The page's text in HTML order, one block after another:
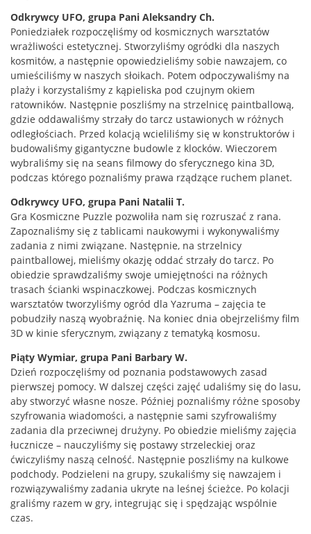
Odkrywcy UFO, grupa Pani Aleksandry Ch.
Poniedziałek rozpoczęliśmy od kosmicznych warsztatów
wrażliwości estetycznej. Stworzyliśmy ogródki dla naszych
kosmitów, a następnie opowiedzieliśmy sobie nawzajem, co
umieściliśmy w naszych słoikach. Potem odpoczywaliśmy na
plaży i korzystaliśmy z kąpieliska pod czujnym okiem
ratowników. Następnie poszliśmy na strzelnicę paintballową,
gdzie oddawaliśmy strzały do tarcz ustawionych w różnych
odległościach. Przed kolacją wcieliliśmy się w konstruktorów i
budowaliśmy gigantyczne budowle z klocków. Wieczorem
wybraliśmy się na seans filmowy do sferycznego kina 3D,
podczas którego poznaliśmy prawa rządzące ruchem planet.
Odkrywcy UFO, grupa Pani Natalii T.
Gra Kosmiczne Puzzle pozwoliła nam się rozruszać z rana.
Zapoznaliśmy się z tablicami naukowymi i wykonywaliśmy
zadania z nimi związane. Następnie, na strzelnicy
paintballowej, mieliśmy okazję oddać strzały do tarcz. Po
obiedzie sprawdzaliśmy swoje umiejętności na różnych
trasach ścianki wspinaczkowej. Podczas kosmicznych
warsztatów tworzyliśmy ogród dla Yazruma – zajęcia te
pobudziły naszą wyobraźnię. Na koniec dnia obejrzeliśmy film
3D w kinie sferycznym, związany z tematyką kosmosu.
Piąty Wymiar, grupa Pani Barbary W.
Dzień rozpoczęliśmy od poznania podstawowych zasad
pierwszej pomocy. W dalszej części zajęć udaliśmy się do lasu,
aby stworzyć własne nosze. Później poznaliśmy różne sposoby
szyfrowania wiadomości, a następnie sami szyfrowaliśmy
zadania dla przeciwnej drużyny. Po obiedzie mieliśmy zajęcia
łucznicze – nauczyliśmy się postawy strzeleckiej oraz
ćwiczyliśmy naszą celność. Następnie poszliśmy na kulkowe
podchody. Podzieleni na grupy, szukaliśmy się nawzajem i
rozwiązywaliśmy zadania ukryte na leśnej ścieżce. Po kolacji
graliśmy razem w gry, integrując się i spędzając wspólnie
czas.